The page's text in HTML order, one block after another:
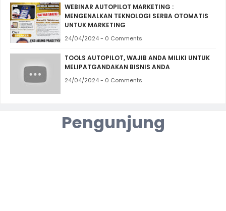
WEBINAR AUTOPILOT MARKETING :
MENGENALKAN TEKNOLOGI SERBA OTOMATIS
UNTUK MARKETING
24/04/2024 - 0 Comments
TOOLS AUTOPILOT, WAJIB ANDA MILIKI UNTUK
MELIPATGANDAKAN BISNIS ANDA
24/04/2024 - 0 Comments
Pengunjung